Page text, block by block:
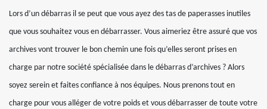
Lors d’un débarras il se peut que vous ayez des tas de paperasses inutiles
que vous souhaitez vous en débarrasser. Vous aimeriez être assuré que vos
archives vont trouver le bon chemin une fois qu’elles seront prises en
charge par notre société spécialisée dans le débarras d’archives ? Alors
soyez serein et faites confiance à nos équipes. Nous prenons tout en
charge pour vous alléger de votre poids et vous débarrasser de toute votre